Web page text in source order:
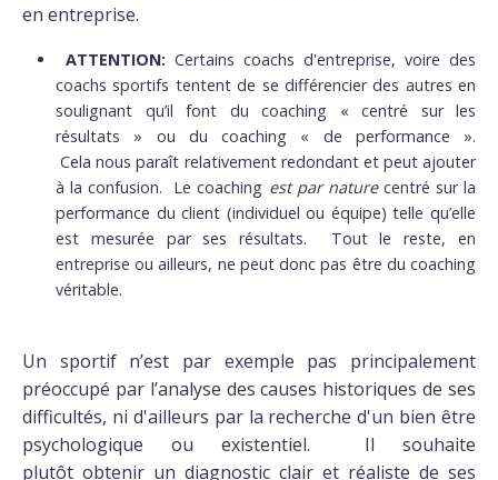
en entreprise.
ATTENTION: Certains coachs d'entreprise, voire des
coachs sportifs tentent de se différencier des autres en
soulignant qu’il font du coaching « centré sur les
résultats » ou du coaching « de performance ».
Cela nous paraît relativement redondant et peut ajouter
à la confusion. Le coaching est par naturecentré sur la
performance du client (individuel ou équipe) telle qu’elle
est mesurée par ses résultats. Tout le reste, en
entreprise ou ailleurs, ne peut donc pas être du coaching
véritable.
Un sportif n’est par exemple pas principalement
préoccupé par l’analyse des causes historiques de ses
difficultés, ni d'ailleurs par la recherche d'un bien être
psychologique ou existentiel. Il souhaite
plutôt obtenir un diagnostic clair et réaliste de ses